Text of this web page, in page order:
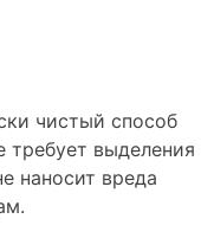
чистый способ
требует выделения
наносит вреда